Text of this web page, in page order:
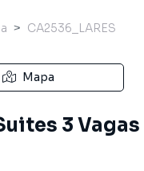
CA2536_LARES
Mapa
3 Vagas